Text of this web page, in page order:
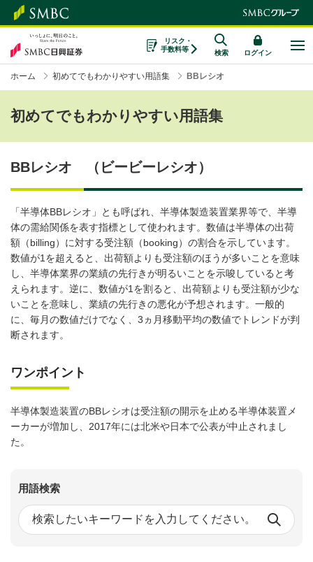
リスク・
手数料等
検索 ログイン
ホーム 初めてでもわかりやすい用語集 BBレシオ
初めてでもわかりやすい用語集
BBレシオ （ビービーレシオ）
「半導体BBレシオ」とも呼ばれ、半導体製造装置業界等で、半導
体の需給関係を表す指標として使われます。数値は半導体の出荷
額（billing）に対する受注額（booking）の割合を示しています。
数値が1を超えると、出荷額よりも受注額のほうが多いことを意味
し、半導体業界の業績の先行きが明るいことを示唆していると考
えられます。逆に、数値が1を割ると、出荷額よりも受注額が少な
いことを意味し、業績の先行きの悪化が予想されます。一般的
に、毎月の数値だけでなく、3ヵ月移動平均の数値でトレンドが判
断されます。
ワンポイント
半導体製造装置のBBレシオは受注額の開示を止める半導体装置メ
ーカーが増加し、2017年には北米や日本で公表が中止されまし
た。
用語検索